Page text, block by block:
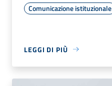
Comunicazione istituzionale
LEGGI DI PIÙ